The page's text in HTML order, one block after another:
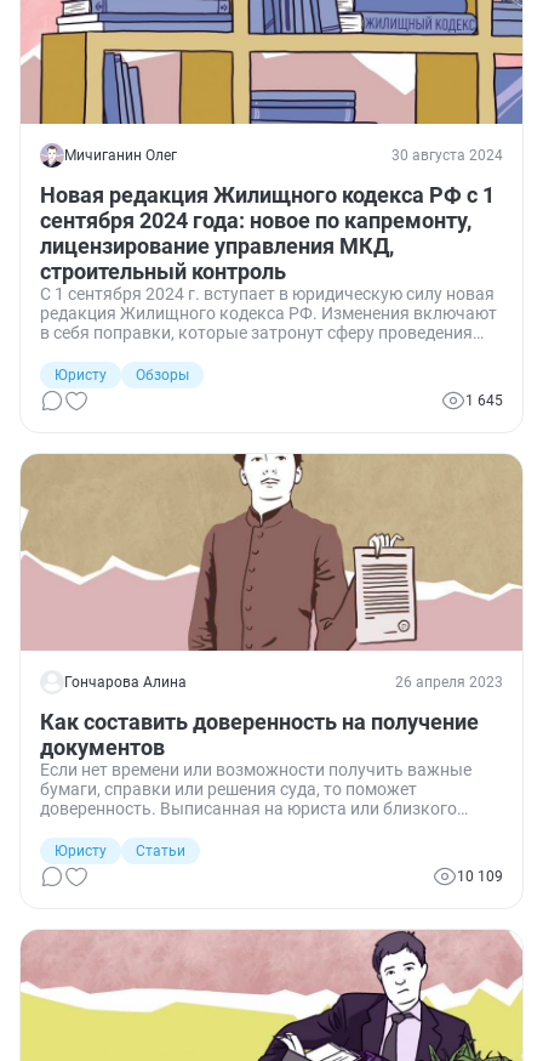
Мичиганин Олег 30 августа 2024
Новая редакция Жилищного кодекса РФ с 1
сентября 2024 года: новое по капремонту,
лицензирование управления МКД,
строительный контроль
С 1 сентября 2024 г. вступает в юридическую силу новая
редакция Жилищного кодекса РФ. Изменения включают
в себя поправки, которые затронут сферу проведения
многоквартирных домах (МКД), строительного контроля.
Юристу
Обзоры
1 645
Гончарова Алина 26 апреля 2023
Как составить доверенность на получение
документов
Если нет времени или возможности получить важные
бумаги, справки или решения суда, то поможет
доверенность. Выписанная на юриста или близкого
это и для организаций, и для отдельных граждан.
Рассказываем, как составить текст доверенности на
получение документов и как ее оформить.
Юристу
Статьи
10 109